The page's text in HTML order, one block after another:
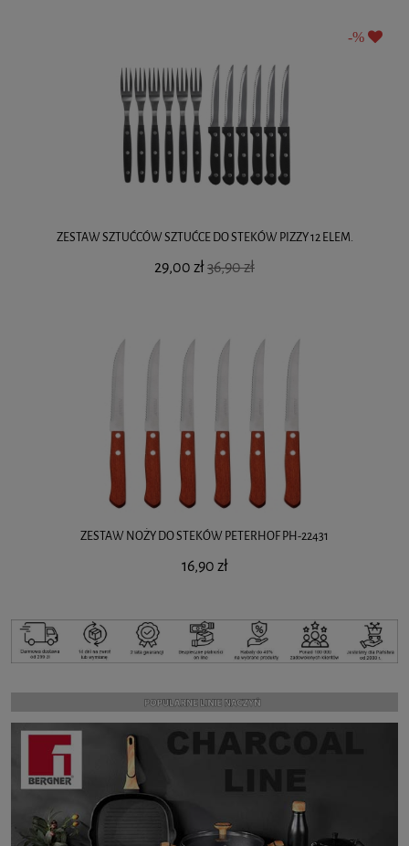
ZESTAW SZTUĆCÓW SZTUĆCE DO STEKÓW PIZZY 12 ELEM.
29,00 zł36,90 zł
ZESTAW NOŻY DO STEKÓW PETERHOF PH-22431
16,90 zł